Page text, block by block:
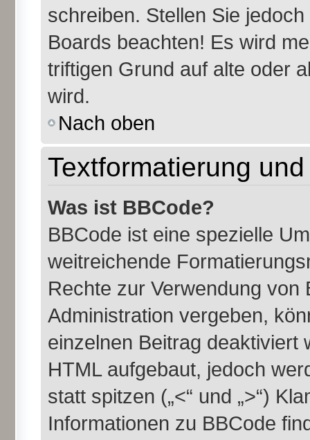
schreiben. Stellen Sie
Boards beachten! Es wird
triftigen Grund auf alte oder
wird.
Nach oben
Textformatierung
Was ist BBCode?
BBCode ist eine spezielle
weitreichende
Rechte zur Verwendung
Administration vergeben,
einzelnen Beitrag deaktiviert
HTML aufgebaut, jedoch
statt spitzen („<“ und „>“)
Informationen zu BBCode